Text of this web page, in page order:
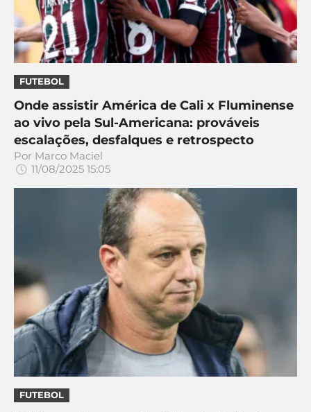
ONLINE
2026
GRÊMIO
MG
CRUZEIRO
LALIGA
FUTEBOL
Onde assistir América de Cali x Fluminense
ao vivo pela Sul-Americana: prováveis
escalações, desfalques e retrospecto
Por Marco Maciel
11/08/2025 15:05
FUTEBOL